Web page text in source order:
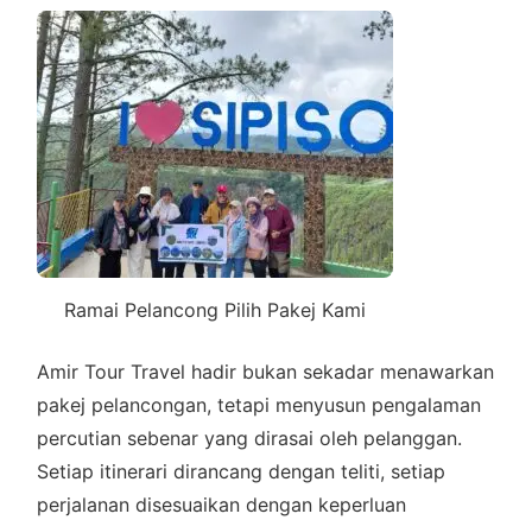
Ramai Pelancong Pilih Pakej Kami
Amir Tour Travel hadir bukan sekadar menawarkan
pakej pelancongan, tetapi menyusun pengalaman
percutian sebenar yang dirasai oleh pelanggan.
Setiap itinerari dirancang dengan teliti, setiap
perjalanan disesuaikan dengan keperluan